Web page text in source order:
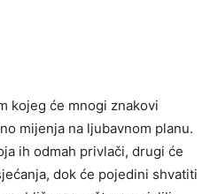
kojeg će mnogi znakovi
mijenja na ljubavnom planu.
ih odmah privlači, drugi će
dok će pojedini shvatiti